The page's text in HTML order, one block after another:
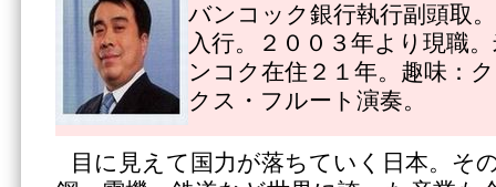
バンコック銀行執行副頭取
入行。２００３年より現職
ンコク在住２１年。趣味：
クス・フルート演奏。
目に見えて国力が落ちていく日本。そ